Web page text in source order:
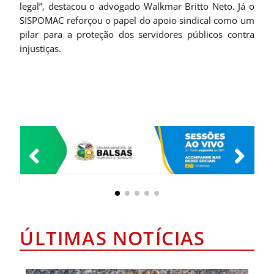
legal”, destacou o advogado Walkmar Britto Neto. Já o
SISPOMAC reforçou o papel do apoio sindical como um
pilar para a proteção dos servidores públicos contra
injustiças.
ÚLTIMAS NOTÍCIAS